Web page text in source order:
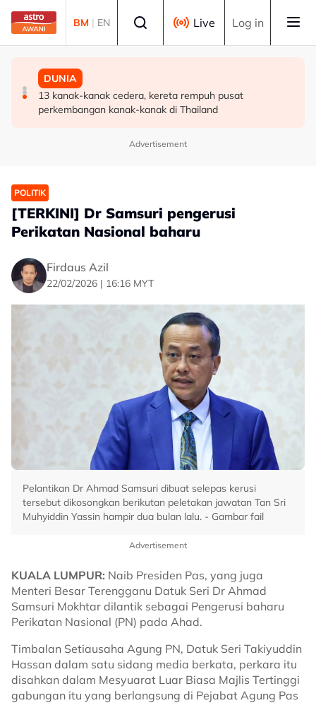
Skip to main content
BM | EN Live Log in
BISNES
Malaysia perlu perkukuh ekosistem pembiayaan bantu
syarikat tempatan berkembang -- Amir Hamzah
POLITIK
'Pas perlu fikir lebih mendalam jika letak Ahmad Zahid
calon 'poster boy' PRU16' - Aktivis
DUNIA
13 kanak-kanak cedera, kereta rempuh pusat
perkembangan kanak-kanak di Thailand
Advertisement
POLITIK
[TERKINI] Dr Samsuri pengerusi
Perikatan Nasional baharu
Firdaus Azil
22/02/2026 | 16:16 MYT
Pelantikan Dr Ahmad Samsuri dibuat selepas kerusi
tersebut dikosongkan berikutan peletakan jawatan Tan Sri
Muhyiddin Yassin hampir dua bulan lalu. - Gambar fail
Advertisement
KUALA LUMPUR: Naib Presiden Pas, yang juga
Menteri Besar Terengganu Datuk Seri Dr Ahmad
Samsuri Mokhtar dilantik sebagai Pengerusi baharu
Perikatan Nasional (PN) pada Ahad.
Timbalan Setiausaha Agung PN, Datuk Seri Takiyuddin
Hassan dalam satu sidang media berkata, perkara itu
disahkan dalam Mesyuarat Luar Biasa Majlis Tertinggi
gabungan itu yang berlangsung di Pejabat Agung Pas